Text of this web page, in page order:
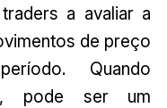
a avaliar a
de preço
Quando
pode ser um